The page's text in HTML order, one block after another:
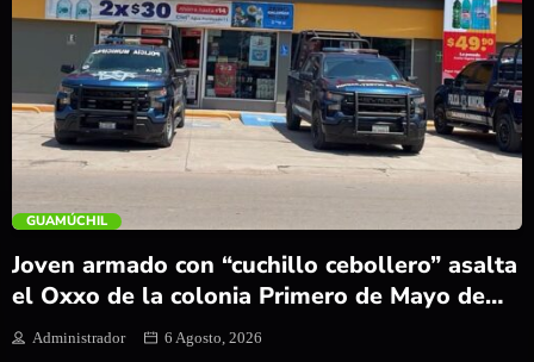
trending_flat
GUAMÚCHIL
Joven armado con “cuchillo cebollero” asalta
el Oxxo de la colonia Primero de Mayo de
Guamúchil
Administrador 6 Agosto, 2026